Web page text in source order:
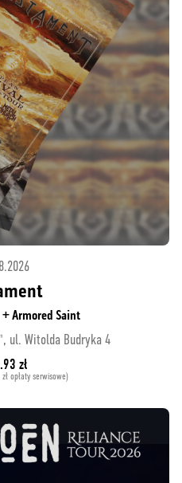
Armored Saint
ul. Witolda Budryka 4
zł
opłaty serwisowe)